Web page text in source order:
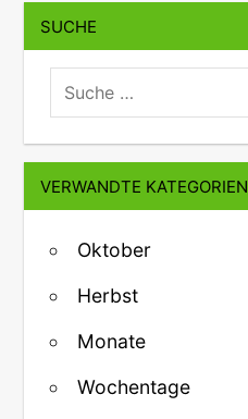
SUCHE
suche:
VERWANDTE KATEGORIEN
Oktober
Herbst
Monate
Wochentage